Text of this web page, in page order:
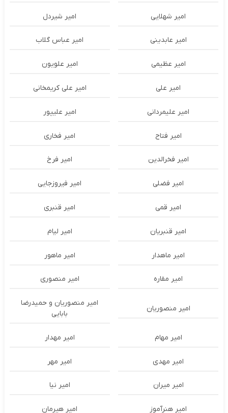
امیر شهلایی امیر شیردل
امیر عابدینی امیر عباس گلاب
امیر عظیمی امیر علویون
امیر علی امیر علی کریمخانی
امیر علیمردانی امیر علیپور
امیر فتاح امیر فخاری
امیر فخرالدین امیر فرخ
امیر فضلی امیر فیروزجایی
امیر قمی امیر قنبری
امیر قنبریان امیر لیام
امیر ماهدار امیر ماهور
امیر مقاره امیر منصوری
امیر منصوریان
امیر منصوریان و حمیدرضا
بابایی
امیر مهام امیر مهدار
امیر مهدی امیر مهر
امیر میران امیر نیا
امیر هنرآموز امیر هیرمان